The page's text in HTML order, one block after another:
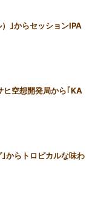
｣からセッションIPA
ヒ空想開発局から｢KA
からトロピカルな味わ